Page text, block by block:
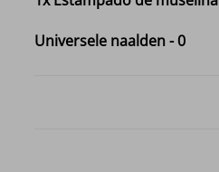
Universele naalden-0